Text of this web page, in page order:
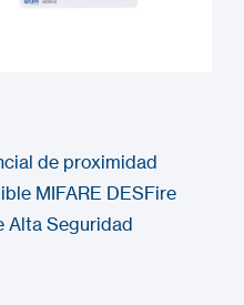
de proximidad
MIFARE DESFire
Alta Seguridad